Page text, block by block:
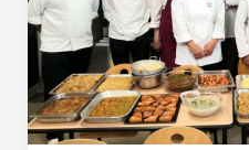
co
ont
le
pouvoir
sur